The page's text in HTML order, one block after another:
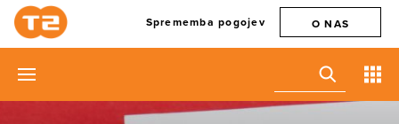
Sprememba pogojev O NAS